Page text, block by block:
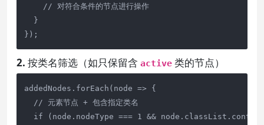
    // 对符合条件的节点进行操作
  }
});
2. 按类名筛选（如只保留含 active 类的节点）
addedNodes.forEach(node => {
  // 元素节点 + 包含指定类名
if (node.nodeType === 1 &&